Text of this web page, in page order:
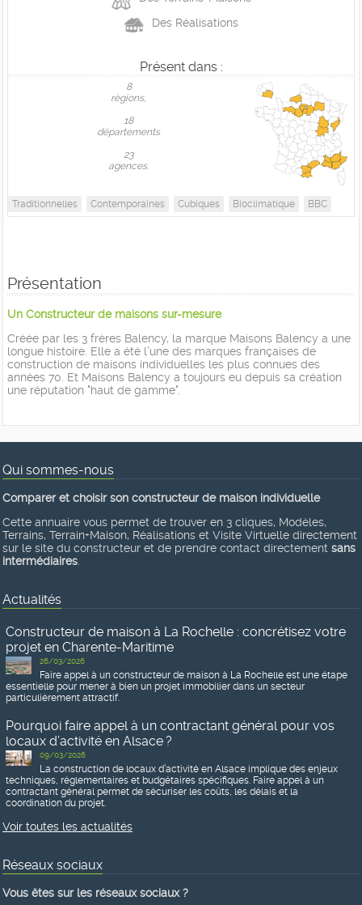
Des Réalisations
Présent dans :
8
règions,
18
départements
23
agences.
Traditionnelles Contemporaines Cubiques Bioclimatique BBC
Présentation
Un Constructeur de maisons sur-mesure
Créée par les 3 frères Balency, la marque Maisons Balency a une
longue histoire. Elle a été l’une des marques françaises de
construction de maisons individuelles les plus connues des
années 70. Et Maisons Balency a toujours eu depuis sa création
une réputation "haut de gamme".
Qui sommes-nous
Comparer et choisir son constructeur de maison individuelle
Cette annuaire vous permet de trouver en 3 cliques, Modèles,
Terrains, Terrain+Maison, Réalisations et Visite Virtuelle directement
sur le site du constructeur et de prendre contact directement sans
intermédiaires
Actualités
Constructeur de maison à La Rochelle : concrétisez votre
projet en Charente-Maritime
26/03/2026
Faire appel à un constructeur de maison à La Rochelle est une étape
essentielle pour mener à bien un projet immobilier dans un secteur
particulièrement attractif.
Pourquoi faire appel à un contractant général pour vos
locaux d’activité en Alsace ?
09/03/2026
La construction de locaux d’activité en Alsace implique des enjeux
techniques, réglementaires et budgétaires spécifiques. Faire appel à un
contractant général permet de sécuriser les coûts, les délais et la
coordination du projet.
Voir toutes les actualités
Réseaux sociaux
Vous êtes sur les réseaux sociaux ?